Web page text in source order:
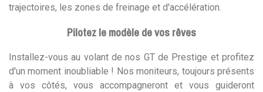
trajectoires, les zones de freinage et d'accélération.
Pilotez le modèle de vos rêves
Installez-vous au volant de nos GT de Prestige et profitez
d'un moment inoubliable ! Nos moniteurs, toujours présents
à vos côtés, vous accompagneront et vous guideront